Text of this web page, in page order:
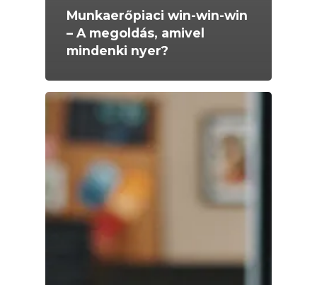
Munkaerőpiaci win-win-win
– A megoldás, amivel
mindenki nyer?